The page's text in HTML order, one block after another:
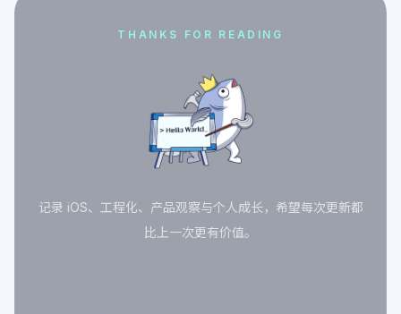
THANKS FOR READING
记录 iOS、工程化、产品观察与个人成长，希望每次更新都
比上一次更有价值。